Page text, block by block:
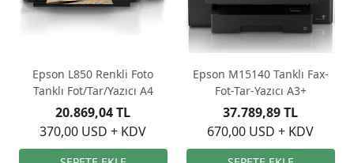
Epson L850 Renkli Foto
Tanklı Fot/Tar/Yazıcı A4
370,00 USD + KDV
20.869,04 TL
Epson M15140 Tanklı Fax-
Fot-Tar-Yazıcı A3+
670,00 USD + KDV
37.789,89 TL